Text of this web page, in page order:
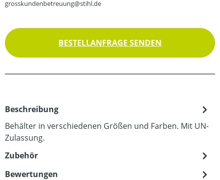
grosskundenbetreuung@stihl.de
BESTELLANFRAGE SENDEN
Beschreibung
Behälter in verschiedenen Größen und Farben. Mit UN-
Zulassung.
Zubehör
Bewertungen